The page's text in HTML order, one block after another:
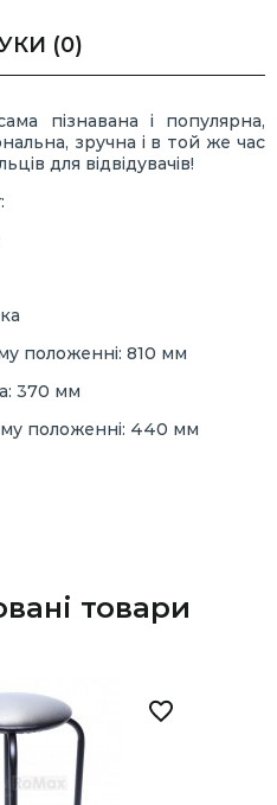
(0)
пізнавана і популярна,
зручна і в той же час
для відвідувачів!
положенні: 810 мм
370 мм
положенні: 440 мм
товари